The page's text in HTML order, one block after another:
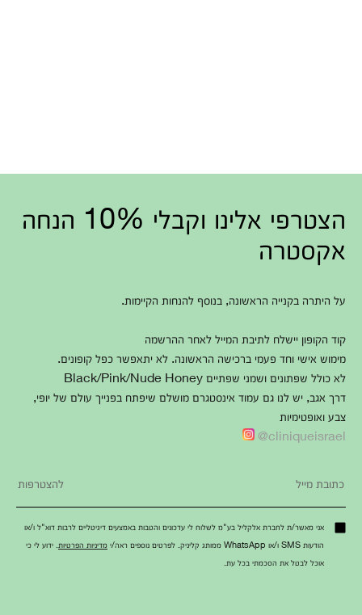
הצטרפי אלינו וקבלי 10% הנחה
אקסטרה
על היתרה בקנייה הראשונה, בנוסף להנחות הקיימות.
קוד הקופון יישלח לתיבת המייל לאחר ההרשמה
מימוש אישי וחד פעמי ברכישה הראשונה. לא יתאפשר כפל קופונים.
לא כולל שפתונים ושמני שפתיים Black/Pink/Nude Honey
דרך אגב, יש לנו גם עמוד אינסטגרם מושלם שיפתח בפנייך עולם של יופי,
צבע ואופטימיות
cliniqueisrael@
אני מאשר/ת לחברת אלקליל בע"מ לשלוח לי עדכונים והטבות באמצעים דיגיטליים לרבות דוא"ל ו/או
הודעות SMS ו/או WhatsApp ממותג קליניק. לפרטים נוספים ראה/י
מדיניות הפרטיות . ידוע לי כי
אוכל לבטל את הסכמתי בכל עת.